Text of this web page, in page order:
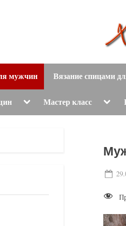
мужчин Вязание спицами
Toggle
menu
Мастер класс Toggle
menu